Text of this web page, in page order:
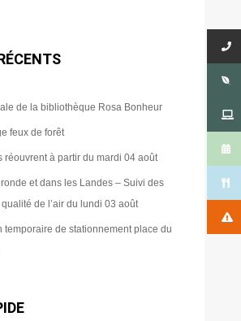
de la bibliothèque Rosa Bonheur
feux de forêt
réouvrent à partir du mardi 04 août
et dans les Landes – Suivi des
de l’air du lundi 03 août
temporaire de stationnement place du